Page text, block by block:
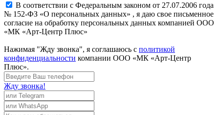
В соответствии с Федеральным законом от 27.07.2006 года
№ 152-ФЗ «О персональных данных» , я даю свое письменное
согласие на обработку персональных данных компанией ООО
«МК «Арт-Центр Плюс»
Нажимая "Жду звонка", я соглашаюсь с политикой
конфиденциальности компании ООО «МК «Арт-Центр
Плюс».
Жду звонка!